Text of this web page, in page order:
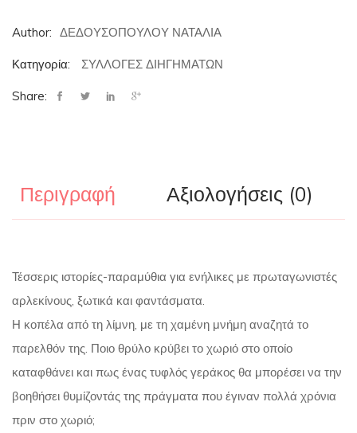
Author: ΔΕΔΟΥΣΟΠΟΥΛΟΥ ΝΑΤΑΛΙΑ
Κατηγορία: ΣΥΛΛΟΓΕΣ ΔΙΗΓΗΜΑΤΩΝ
Share:
Περιγραφή Αξιολογήσεις (0)
Τέσσερις ιστορίες-παραμύθια για ενήλικες με πρωταγωνιστές
αρλεκίνους, ξωτικά και φαντάσματα.
Η κοπέλα από τη λίμνη, με τη χαμένη μνήμη αναζητά το
παρελθόν της. Ποιο θρύλο κρύβει το χωριό στο οποίο
καταφθάνει και πως ένας τυφλός γεράκος θα μπορέσει να την
βοηθήσει θυμίζοντάς της πράγματα που έγιναν πολλά χρόνια
πριν στο χωριό;